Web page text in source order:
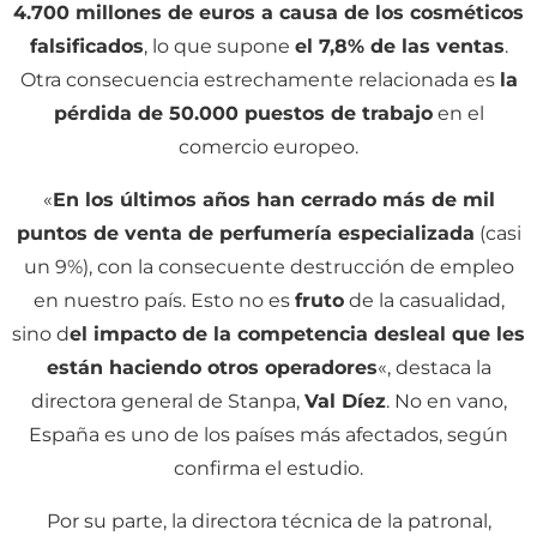
4.700 millones de euros a causa de los cosméticos
falsificados, lo que supone el 7,8% de las ventas.
Otra consecuencia estrechamente relacionada es la
pérdida de 50.000 puestos de trabajoen el
comercio europeo.
«En los últimos años han cerrado más de mil
puntos de venta de perfumería especializada (casi
un 9%), con la consecuente destrucción de empleo
en nuestro país. Esto no es frutode la casualidad,
sino del impacto de la competencia desleal que les
están haciendo otros operadores«, destaca la
directora general de Stanpa, Val Díez. No en vano,
España es uno de los países más afectados, según
confirma el estudio.
Por su parte, la directora técnica de la patronal,